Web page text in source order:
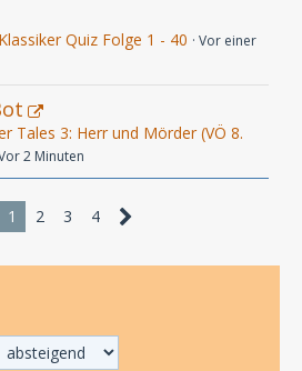
Quiz Folge 1 - 40
Vor einer
Tales 3: Herr und Mörder (VÖ 8.
2 Minuten
1 2 3 4